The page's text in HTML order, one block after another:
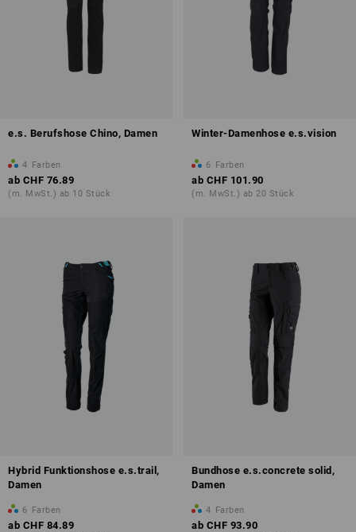
e.s. Berufshose Chino, Damen
4 Farben
ab CHF 76.89
(m. MwSt.) ab 10 Stück
Winter-Damenhose e.s.vision
6 Farben
ab CHF 101.90
(m. MwSt.) ab 20 Stück
Hybrid Funktionshose e.s.trail,
Damen
6 Farben
ab CHF 84.89
Bundhose e.s.concrete solid,
Damen
4 Farben
ab CHF 93.90